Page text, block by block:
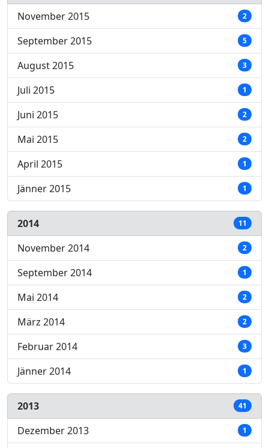
November 2015 2
September 2015 5
August 2015 3
Juli 2015 1
Juni 2015 2
Mai 2015 2
April 2015 1
Jänner 2015 1
2014 11
November 2014 2
September 2014 1
Mai 2014 2
März 2014 2
Februar 2014 3
Jänner 2014 1
2013 41
Dezember 2013 1